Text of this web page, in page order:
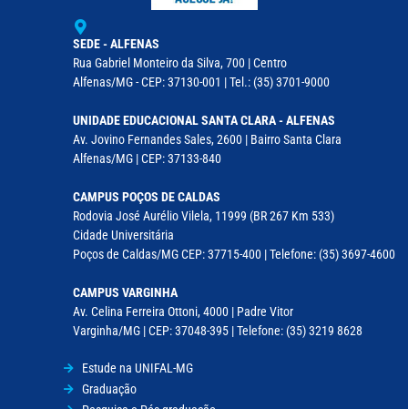
SEDE - ALFENAS
Rua Gabriel Monteiro da Silva, 700 | Centro
Alfenas/MG - CEP: 37130-001 | Tel.: (35) 3701-9000
UNIDADE EDUCACIONAL SANTA CLARA - ALFENAS
Av. Jovino Fernandes Sales, 2600 | Bairro Santa Clara
Alfenas/MG | CEP: 37133-840
CAMPUS POÇOS DE CALDAS
Rodovia José Aurélio Vilela, 11999 (BR 267 Km 533)
Cidade Universitária
Poços de Caldas/MG CEP: 37715-400 | Telefone: (35) 3697-4600
CAMPUS VARGINHA
Av. Celina Ferreira Ottoni, 4000 | Padre Vitor
Varginha/MG | CEP: 37048-395 | Telefone: (35) 3219 8628
Estude na UNIFAL-MG
Graduação